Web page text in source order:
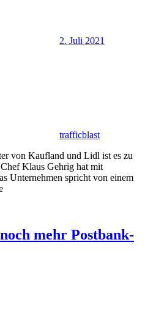
2. Juli 2021
trafficblast
von Kaufland und Lidl ist es zu
Klaus Gehrig hat mit
Unternehmen spricht von einem
mehr Postbank-